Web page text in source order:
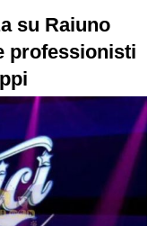
su Raiuno
professionisti